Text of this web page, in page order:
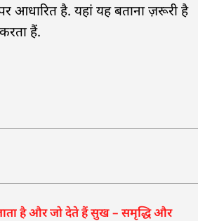
आधारित है. यहां यह बताना ज़रूरी है
हैं.
है और जो देते हैं सुख – समृद्धि और